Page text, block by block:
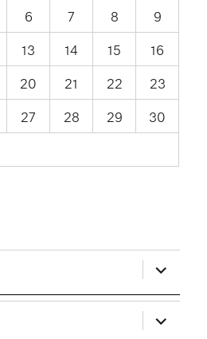
6 7 8
9
13 14 15
16
20 21 22
23
27 28 29
30
ouvrir
le
sous-
menu
ouvrir
le